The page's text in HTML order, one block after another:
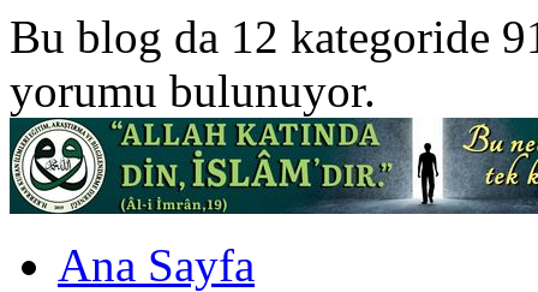
Bu blog da 12 kategoride
yorumu bulunuyor.
Ana Sayfa